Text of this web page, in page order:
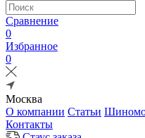
Сравнение
0
Избранное
0
Москва
О компании Статьи
Контакты